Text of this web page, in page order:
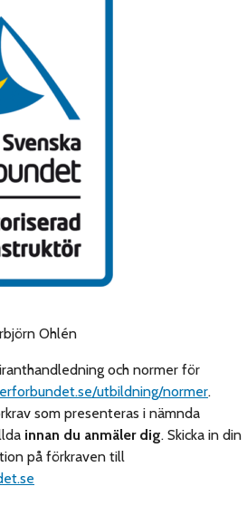
Ohlén
och normer för
utbildning/normer.
som presenteras i nämnda
innan du anmäler dig. Skicka in din
på förkraven till